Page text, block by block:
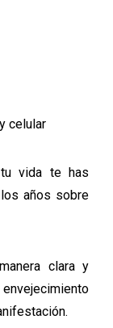
celular
vida te has
años sobre
clara y